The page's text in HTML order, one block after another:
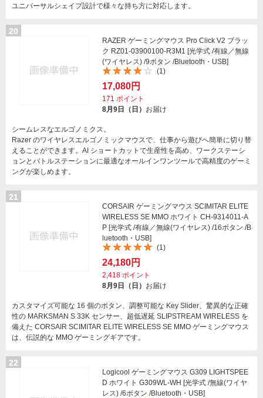
ユニバーサルシェイプ設計で様々な持ち方に対応します。
20
RAZER ゲーミングマウス Pro Click V2 ブラッ
ク RZ01-03900100-R3M1 [光学式 /有線／無線
(ワイヤレス) /9ボタン /Bluetooth・USB]
(1)
17,080円
171 ポイント
8月9日（日） お届け
シームレスなエルゴノミクス。
Razer のワイヤレスエルゴノミックマウスで、仕事から遊びへ簡単に切り替
えることができます。AI ショートカットで生産性を高め、ワークステーシ
ョンとバトルステーションに最適なオールインワンツールで高精度のゲーミ
ングが楽しめます。
21
CORSAIR ゲーミングマウス SCIMITAR ELITE
WIRELESS SE MMO ホワイト CH-9314011-A
P [光学式 /有線／無線(ワイヤレス) /16ボタン /B
luetooth・USB]
(1)
24,180円
2,418 ポイント
8月9日（日） お届け
カスタマイズ可能な 16 個のボタン、調整可能な Key Slider、驚異的な正確
性の MARKSMAN S 33K センサー、超低遅延 SLIPSTREAM WIRELESS を
備えた CORSAIR SCIMITAR ELITE WIRELESS SE MMO ゲーミングマウス
は、伝説的な MMO ゲーミングギアです。
22
Logicool ゲーミングマウス G309 LIGHTSPEE
D ホワイト G309WL-WH [光学式 /無線(ワイヤ
レス) /6ボタン /Bluetooth・USB]